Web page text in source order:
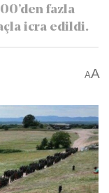
fazla
icra edildi.
AA